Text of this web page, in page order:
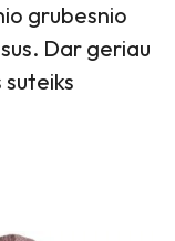
grubesnio
Dar geriau